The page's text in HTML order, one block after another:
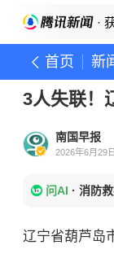
·
首页 新
3人失联！
南国早报
2026年6月29
问AI · 消防
辽宁省葫芦岛